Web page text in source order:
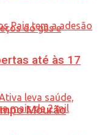
Mourão
até às 17